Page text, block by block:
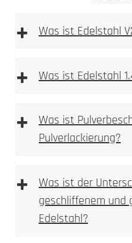
+ Was ist Edelstahl
+ Was ist Edelstahl
Gegensatz zum
magnetisch.
+
Was ist
Pulverlackierung?
+
Was ist der
geschliffenem und
Edelstahl?